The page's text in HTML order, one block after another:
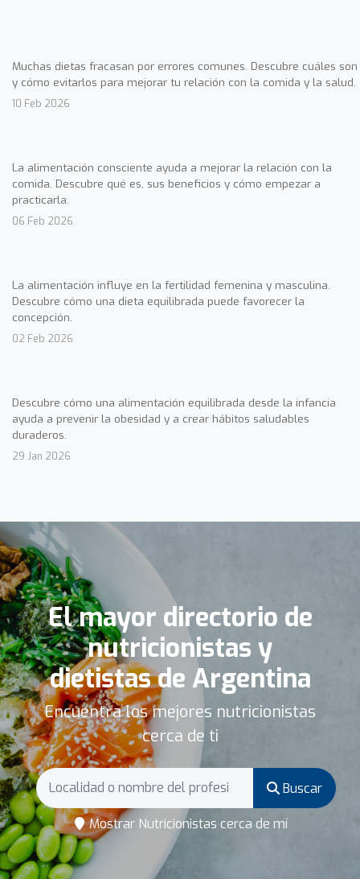
Muchas dietas fracasan por errores comunes. Descubre cuáles son
y cómo evitarlos para mejorar tu relación con la comida y la salud.
10 Feb 2026
La alimentación consciente ayuda a mejorar la relación con la
comida. Descubre qué es, sus beneficios y cómo empezar a
practicarla.
06 Feb 2026
La alimentación influye en la fertilidad femenina y masculina.
Descubre cómo una dieta equilibrada puede favorecer la
concepción.
02 Feb 2026
Descubre cómo una alimentación equilibrada desde la infancia
ayuda a prevenir la obesidad y a crear hábitos saludables
duraderos.
29 Jan 2026
El mayor directorio de
nutricionistas y
dietistas de Argentina
Encuentra los mejores nutricionistas
cerca de ti
Buscar
Mostrar Nutricionistas cerca de mí